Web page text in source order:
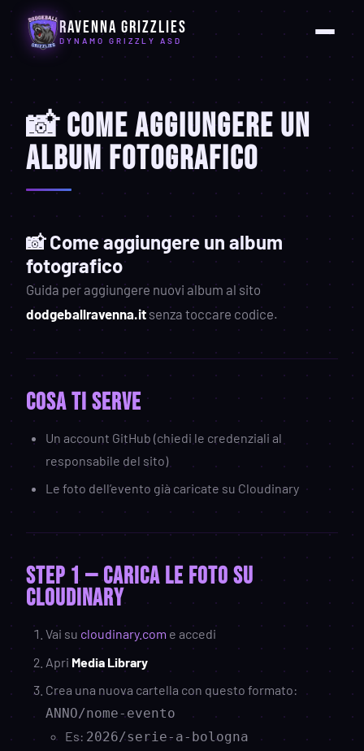
Ravenna Grizzlies
DYNAMO GRIZZLY ASD
📸 Come aggiungere un
album fotografico
📸 Come aggiungere un album
fotografico
Guida per aggiungere nuovi album al sito
dodgeballravenna.it senza toccare codice.
Cosa ti serve
Un account GitHub (chiedi le credenziali al
responsabile del sito)
Le foto dell’evento già caricate su Cloudinary
STEP 1 — Carica le foto su
Cloudinary
Vai su cloudinary.com e accedi
Apri Media Library
Crea una nuova cartella con questo formato:
ANNO/nome-evento
Es: 2026/serie-a-bologna